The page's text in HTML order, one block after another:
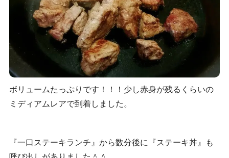
ボリュームたっぷりです！！！少し赤身が残るくらいの
ミディアムレアで到着しました。
『一口ステーキランチ』から数分後に『ステーキ丼』も